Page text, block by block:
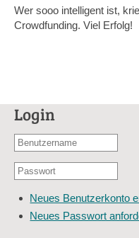
Wer sooo intelligent ist,
Crowdfunding. Viel Erfolg!
Login
Benutzername
E-
Adresse
Passwort
Neues Benutzerkonto
Neues Passwort